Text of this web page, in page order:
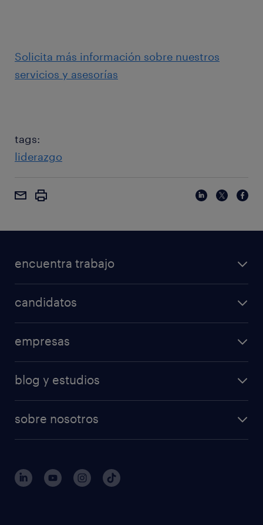
Solicita más información sobre nuestros
servicios y asesorías
tags:
liderazgo
encuentra trabajo
candidatos
empresas
blog y estudios
sobre nosotros